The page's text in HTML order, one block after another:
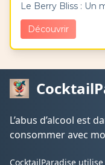
Le Berry Bliss : Un
Découvrir
L’abus d’alcool est
consommer avec
CocktailParadise